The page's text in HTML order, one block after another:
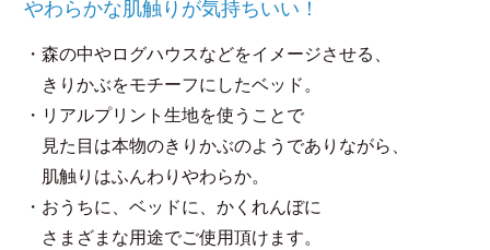
やわらかな肌触りが気持ちいい！
・森の中やログハウスなどをイメージさせる、
きりかぶをモチーフにしたベッド。
・リアルプリント生地を使うことで
見た目は本物のきりかぶのようでありながら、
肌触りはふんわりやわらか。
・おうちに、ベッドに、かくれんぼに
さまざまな用途でご使用頂けます。